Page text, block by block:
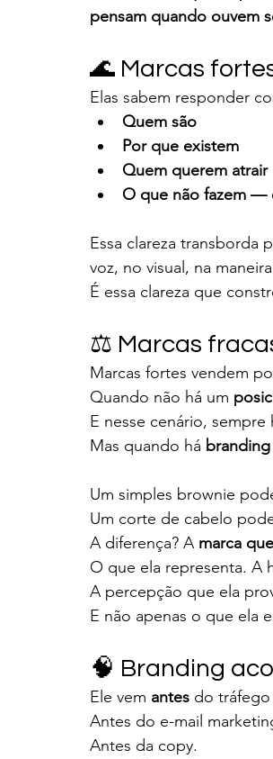
pensam quando ouvem
🌊 Marcas
Elas sabem responder
Quem são
Por que existem
Quem querem atrair
O que não fazem —
Essa clareza transborda
voz, no visual, na
É essa clareza que
⚖️ Marcas
Marcas fortes vendem
Quando não há um
E nesse cenário, sempre
Mas quando há
Um simples brownie
Um corte de cabelo
A diferença? A marca
O que ela representa. A
A percepção que ela
E não apenas o que ela
🧠 Branding
Ele vem antes do
Antes do e-mail
Antes da copy.